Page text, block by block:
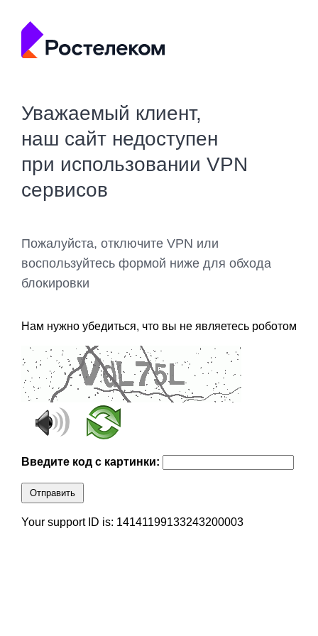
Уважаемый клиент,
наш сайт недоступен
при использовании VPN
сервисов
Пожалуйста, отключите VPN или
воспользуйтесь формой ниже для обхода
блокировки
Нам нужно убедиться, что вы не являетесь роботом
Введите код с картинки:
Отправить
Your support ID is: 14141199133243200003